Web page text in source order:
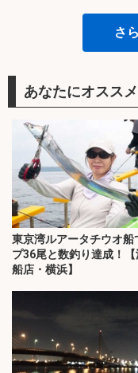
さ
あなたにオススメ
東京湾ルアータチウオ船
プ36尾と数釣り達成！
船店・横浜】